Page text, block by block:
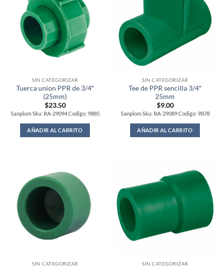
SIN CATEGORIZAR
Tuerca union PPR de 3/4″
(25mm)
$23.50
Sanplom Sku: RA-29094 Codigo: 9885
AÑADIR AL CARRITO
SIN CATEGORIZAR
Tee de PPR sencilla 3/4″
25mm
$9.00
Sanplom Sku: RA-29089 Codigo: 9878
AÑADIR AL CARRITO
SIN CATEGORIZAR SIN CATEGORIZAR